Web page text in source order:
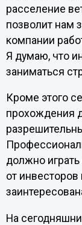
расселение
позволит нам
компании
Я думаю, что
заниматься
Кроме этого
прохождения
должно
от инвесторов
На